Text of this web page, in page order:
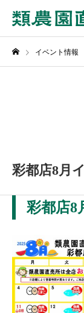
イベント情報
彩都店8月
彩都店8